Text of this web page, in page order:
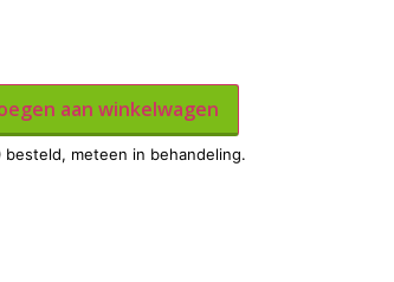
aan winkelwagen